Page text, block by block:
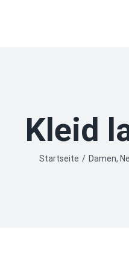
Kleid
Startseite / Damen,